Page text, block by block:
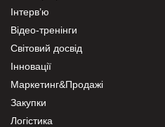
Інтерв’ю
Відео-тренінги
Світовий досвід
Інновації
Маркетинг&Продажі
Закупки
Логістика